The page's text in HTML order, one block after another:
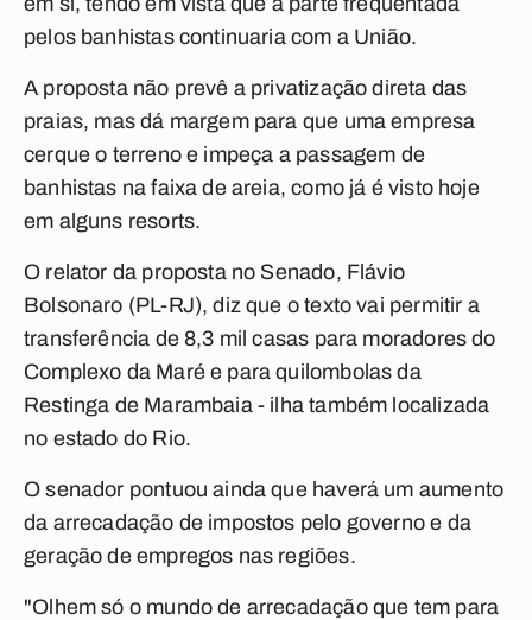
pelos banhistas continuaria com a União.
A proposta não prevê a privatização direta das
praias, mas dá margem para que uma empresa
cerque o terreno e impeça a passagem de
banhistas na faixa de areia, como já é visto hoje
em alguns resorts.
O relator da proposta no Senado, Flávio
Bolsonaro (PL-RJ), diz que o texto vai permitir a
transferência de 8,3 mil casas para moradores do
Complexo da Maré e para quilombolas da
Restinga de Marambaia - ilha também localizada
no estado do Rio.
O senador pontuou ainda que haverá um aumento
da arrecadação de impostos pelo governo e da
geração de empregos nas regiões.
"Olhem só o mundo de arrecadação que tem para